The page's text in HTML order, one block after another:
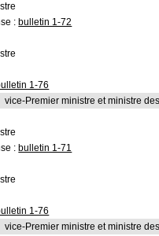
: bulletin 1-72
1-76
vice-Premier ministre et ministre
: bulletin 1-71
1-76
vice-Premier ministre et ministre